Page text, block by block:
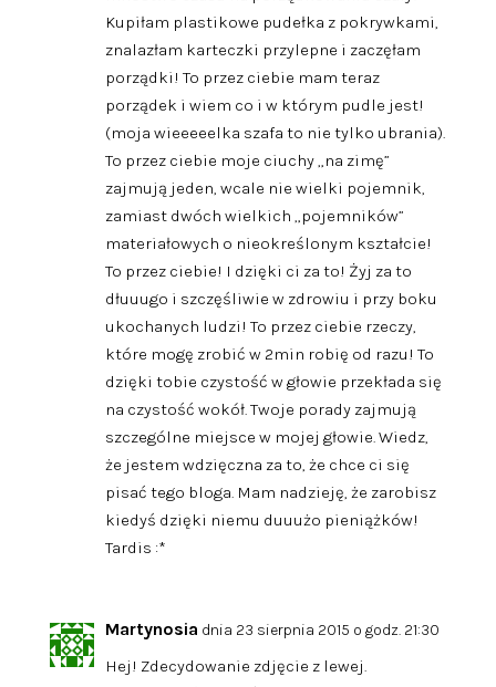
Kupiłam plastikowe pudełka z pokrywkami,
znalazłam karteczki przylepne i zaczęłam
porządki! To przez ciebie mam teraz
porządek i wiem co i w którym pudle jest!
(moja wieeeeelka szafa to nie tylko ubrania).
To przez ciebie moje ciuchy „na zimę”
zajmują jeden, wcale nie wielki pojemnik,
zamiast dwóch wielkich „pojemników”
materiałowych o nieokreślonym kształcie!
To przez ciebie! I dzięki ci za to! Żyj za to
dłuuugo i szczęśliwie w zdrowiu i przy boku
ukochanych ludzi! To przez ciebie rzeczy,
które mogę zrobić w 2min robię od razu! To
dzięki tobie czystość w głowie przekłada się
na czystość wokół. Twoje porady zajmują
szczególne miejsce w mojej głowie. Wiedz,
że jestem wdzięczna za to, że chce ci się
pisać tego bloga. Mam nadzieję, że zarobisz
kiedyś dzięki niemu duuużo pieniążków!
Tardis :*
Martynosia dnia 23 sierpnia 2015 o godz. 21:30
Hej! Zdecydowanie zdjęcie z lewej.